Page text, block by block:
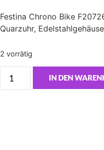
Festina Chrono Bike
Quarzuhr,
2 vorrätig
IN DEN